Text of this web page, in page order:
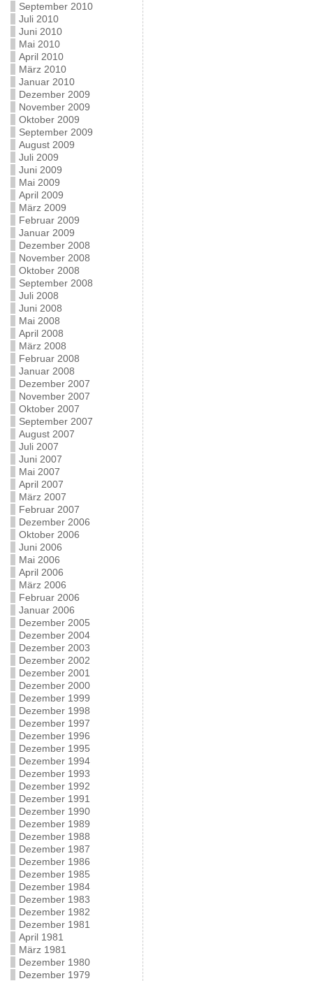
September 2010
Juli 2010
Juni 2010
Mai 2010
April 2010
März 2010
Januar 2010
Dezember 2009
November 2009
Oktober 2009
September 2009
August 2009
Juli 2009
Juni 2009
Mai 2009
April 2009
März 2009
Februar 2009
Januar 2009
Dezember 2008
November 2008
Oktober 2008
September 2008
Juli 2008
Juni 2008
Mai 2008
April 2008
März 2008
Februar 2008
Januar 2008
Dezember 2007
November 2007
Oktober 2007
September 2007
August 2007
Juli 2007
Juni 2007
Mai 2007
April 2007
März 2007
Februar 2007
Dezember 2006
Oktober 2006
Juni 2006
Mai 2006
April 2006
März 2006
Februar 2006
Januar 2006
Dezember 2005
Dezember 2004
Dezember 2003
Dezember 2002
Dezember 2001
Dezember 2000
Dezember 1999
Dezember 1998
Dezember 1997
Dezember 1996
Dezember 1995
Dezember 1994
Dezember 1993
Dezember 1992
Dezember 1991
Dezember 1990
Dezember 1989
Dezember 1988
Dezember 1987
Dezember 1986
Dezember 1985
Dezember 1984
Dezember 1983
Dezember 1982
Dezember 1981
April 1981
März 1981
Dezember 1980
Dezember 1979